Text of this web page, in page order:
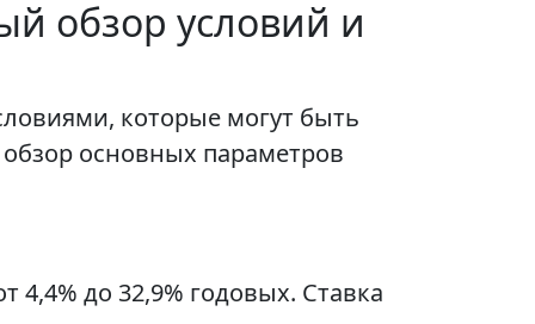
обзор условий и
которые могут быть
основных параметров
до 32,9% годовых. Ставка